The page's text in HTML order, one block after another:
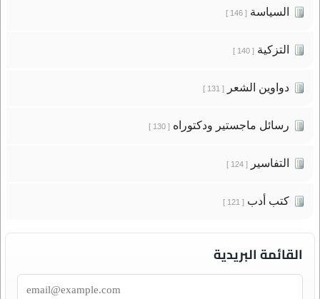
السياسة[ 146 ]
التزكية[ 140 ]
دواوين الشعر[ 131 ]
رسائل ماجستير ودكتوراه[ 130 ]
التفاسير[ 124 ]
كتب أدب[ 121 ]
القائمة البريدية